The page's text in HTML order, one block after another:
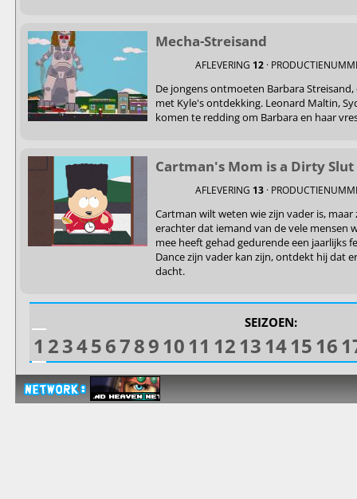
Mecha-Streisand
AFLEVERING 12 ·
De jongens ontmoeten Barbara
met Kyle's ontdekking. Leonard Maltin,
komen te redding om Barbara en haar
Cartman's Mom is a Dirty Slut
AFLEVERING 13 ·
Cartman wilt weten wie zijn vader is,
erachter dat iemand van de vele mensen
mee heeft gehad gedurende een jaarlijks
Dance zijn vader kan zijn, ontdekt hij dat
dacht.
SEIZOEN:
1 234567891011 1213141516